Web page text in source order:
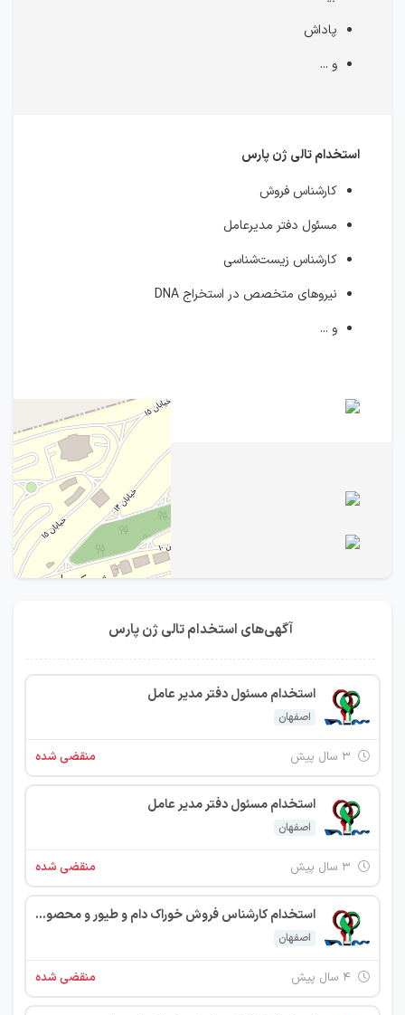
IranEstekhdam.ir
پاداش
و ...
استخدام تالی ژن پارس
کارشناس فروش
مسئول دفتر مدیرعامل
کارشناس زیست‌شناسی
نیروهای متخصص در استخراج DNA
و ...
آگهی‌های استخدام تالی ژن پارس
استخدام مسئول دفتر مدیر عامل
اصفهان
منقضی شده
استخدام مسئول دفتر مدیر عامل
اصفهان
منقضی شده
استخدام کارشناس فروش خوراک دام و طیور و محصولات آزمایشگاهی در استان‌ اصفهان
اصفهان
منقضی شده